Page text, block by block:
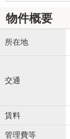
物件概要
所在地
交通
賃料
管理費等